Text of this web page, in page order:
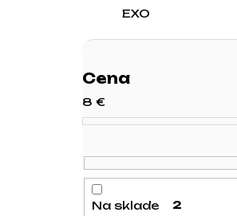
EXO
Cena
8 €
Na sklade 2